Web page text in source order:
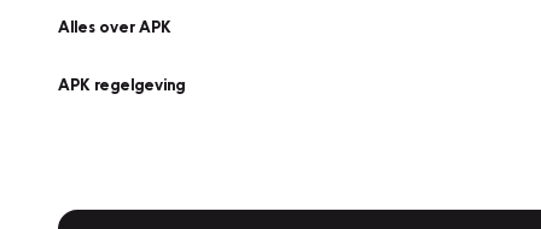
Alles over APK
APK regelgeving